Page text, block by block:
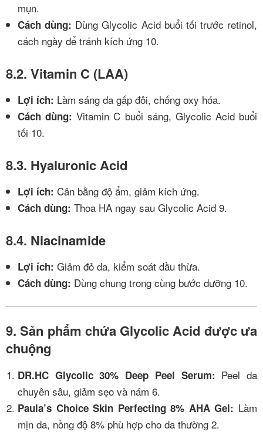
mụn.
Cách dùng: Dùng Glycolic Acid buổi tối trước retinol,
cách ngày để tránh kích ứng 10.
8.2. Vitamin C (LAA)
Lợi ích: Làm sáng da gấp đôi, chống oxy hóa.
Cách dùng: Vitamin C buổi sáng, Glycolic Acid buổi
tối 10.
8.3. Hyaluronic Acid
Lợi ích: Cân bằng độ ẩm, giảm kích ứng.
Cách dùng: Thoa HA ngay sau Glycolic Acid 9.
8.4. Niacinamide
Lợi ích: Giảm đỏ da, kiểm soát dầu thừa.
Cách dùng: Dùng chung trong cùng bước dưỡng 10.
9. Sản phẩm chứa Glycolic Acid được ưa
chuộng
DR.HC Glycolic 30% Deep Peel Serum: Peel da
chuyên sâu, giảm sẹo và nám 6.
Paula’s Choice Skin Perfecting 8% AHA Gel: Làm
mịn da, nồng độ 8% phù hợp cho da thường 2.